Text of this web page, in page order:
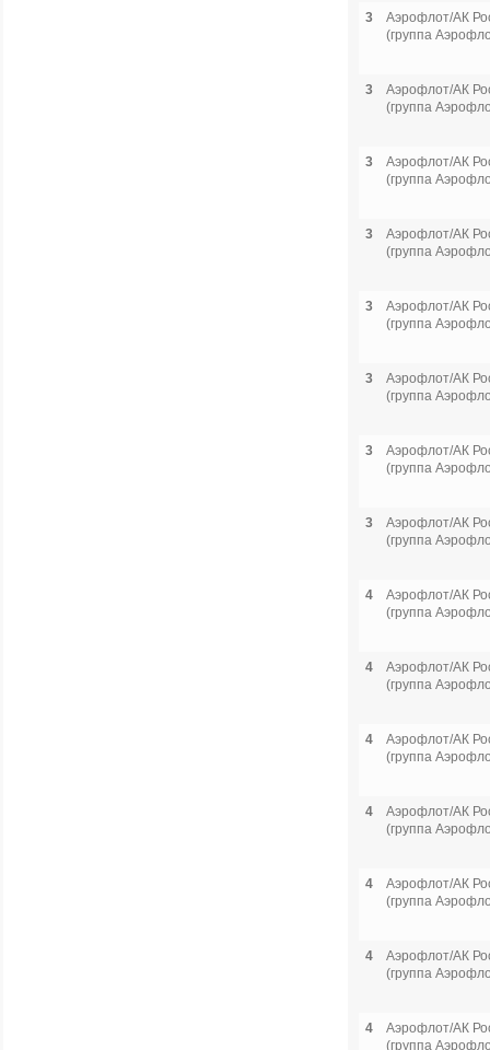
3
Аэрофлот/АК
(группа
3
Аэрофлот/АК
(группа
3
Аэрофлот/АК
(группа
3
Аэрофлот/АК
(группа
3
Аэрофлот/АК
(группа
3
Аэрофлот/АК
(группа
3
Аэрофлот/АК
(группа
3
Аэрофлот/АК
(группа
4
Аэрофлот/АК
(группа
4
Аэрофлот/АК
(группа
4
Аэрофлот/АК
(группа
4
Аэрофлот/АК
(группа
4
Аэрофлот/АК
(группа
4
Аэрофлот/АК
(группа
4
Аэрофлот/АК
(группа